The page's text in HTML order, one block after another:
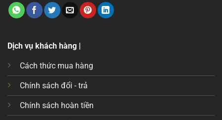
Dịch vụ khách hàng |
Cách thức mua hàng
Chính sách đổi - trả
Chính sách hoàn tiền